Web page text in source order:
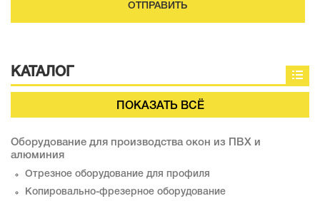
ОТПРАВИТЬ
КАТАЛОГ
ПОКАЗАТЬ ВСЁ
Оборудование для производства окон из ПВХ и
алюминия
Отрезное оборудование для профиля
Копировально-фрезерное оборудование